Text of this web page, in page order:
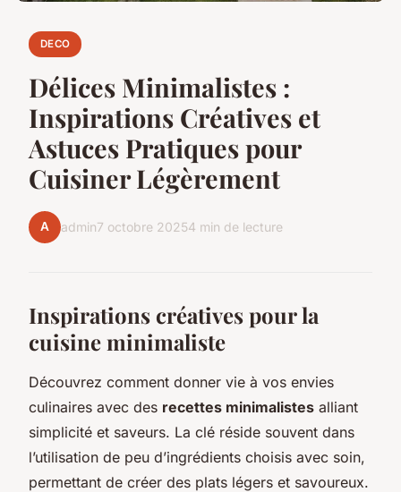
DECO
Délices Minimalistes :
Inspirations Créatives et
Astuces Pratiques pour
Cuisiner Légèrement
A admin7 octobre 20254 min de lecture
Inspirations créatives pour la
cuisine minimaliste
Découvrez comment donner vie à vos envies
culinaires avec des recettes minimalistes alliant
simplicité et saveurs. La clé réside souvent dans
l’utilisation de peu d’ingrédients choisis avec soin,
permettant de créer des plats légers et savoureux.